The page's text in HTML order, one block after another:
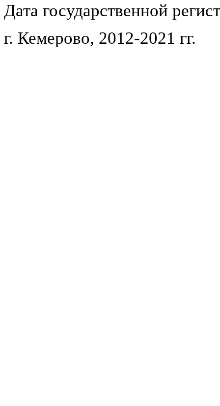
Дата государственной
г. Кемерово, 2012-2021 гг.